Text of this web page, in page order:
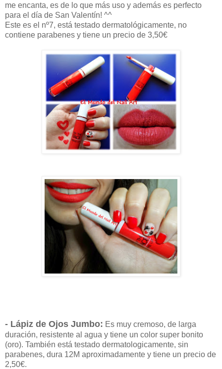
me encanta, es de lo que más uso y además es perfecto
para el día de San Valentín! ^^
Este es el nº7, está testado dermatológicamente, no
contiene parabenes y tiene un precio de 3,50€
- Lápiz de Ojos Jumbo: Es muy cremoso, de larga
duración, resistente al agua y tiene un color super bonito
(oro). También está testado dermatologicamente, sin
parabenes, dura 12M aproximadamente y tiene un precio de
2,50€.